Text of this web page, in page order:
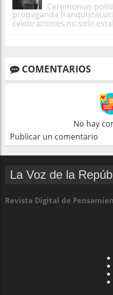
Ceremonias
propaganda
celebraciones no solo
COMENTARIOS
No hay
Publicar un comentario
La Voz de la
Revista Digital de